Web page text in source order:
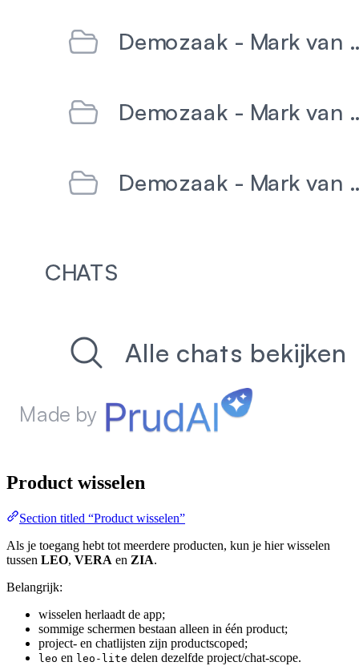
Product wisselen
Section titled “Product wisselen”
Als je toegang hebt tot meerdere producten, kun je hier wisselen
tussen LEO, VERA en ZIA.
Belangrijk:
wisselen herlaadt de app;
sommige schermen bestaan alleen in één product;
project- en chatlijsten zijn productscoped;
leo en leo-lite delen dezelfde project/chat-scope.